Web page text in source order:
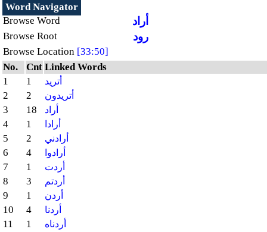
Word Navigator
Browse Word
أراد
Browse Root رود
Browse Location [33:50]
No.
Cnt Linked Words
1
1 أتريد
2 2 أتريدون
3 18 أراد
4 1 أرادا
5 2 أرادني
6 4 أرادوا
7 1 أردت
8 3 أردتم
9 1 أردن
10 4 أردنا
11 1 أردناه